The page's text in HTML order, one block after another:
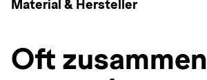
Material & Hersteller
Oft zusammen